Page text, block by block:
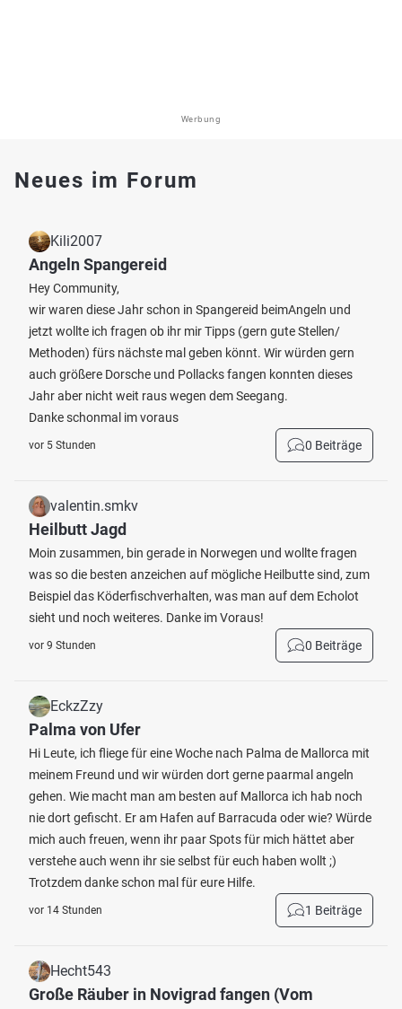
Werbung
Neues im Forum
Kili2007
Angeln Spangereid
Hey Community,
wir waren diese Jahr schon in Spangereid beimAngeln und
jetzt wollte ich fragen ob ihr mir Tipps (gern gute Stellen/
Methoden) fürs nächste mal geben könnt. Wir würden gern
auch größere Dorsche und Pollacks fangen konnten dieses
Jahr aber nicht weit raus wegen dem Seegang.
Danke schonmal im voraus
vor 5 Stunden 0 Beiträge
valentin.smkv
Heilbutt Jagd
Moin zusammen, bin gerade in Norwegen und wollte fragen
was so die besten anzeichen auf mögliche Heilbutte sind, zum
Beispiel das Köderfischverhalten, was man auf dem Echolot
sieht und noch weiteres. Danke im Voraus!
vor 9 Stunden 0 Beiträge
EckzZzy
Palma von Ufer
Hi Leute, ich fliege für eine Woche nach Palma de Mallorca mit
meinem Freund und wir würden dort gerne paarmal angeln
gehen. Wie macht man am besten auf Mallorca ich hab noch
nie dort gefischt. Er am Hafen auf Barracuda oder wie? Würde
mich auch freuen, wenn ihr paar Spots für mich hättet aber
verstehe auch wenn ihr sie selbst für euch haben wollt ;)
Trotzdem danke schon mal für eure Hilfe.
vor 14 Stunden 1 Beiträge
Hecht543
Große Räuber in Novigrad fangen (Vom